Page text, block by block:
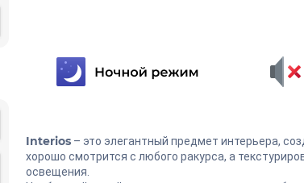
Interios – это элегантный предмет интерьера,
хорошо смотрится с любого ракурса, а
освещения.